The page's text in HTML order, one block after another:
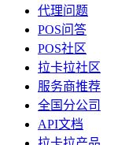
代理问题
POS问答
POS社区
拉卡拉社区
服务商推荐
全国分公司
API文档